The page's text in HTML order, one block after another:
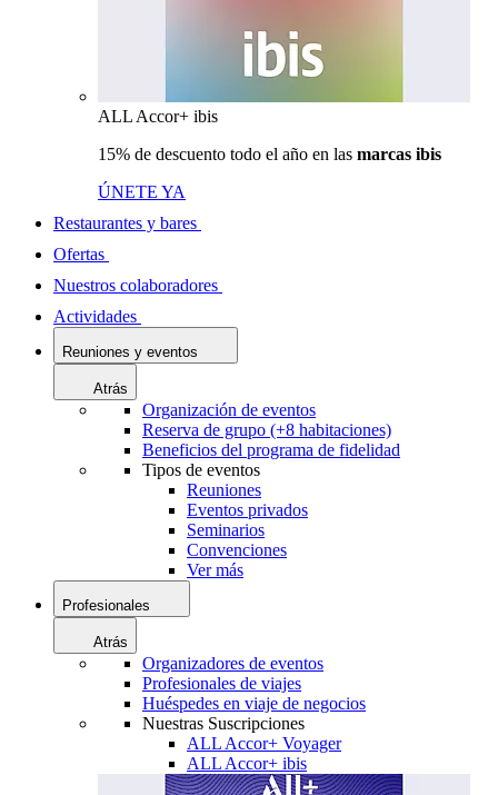
ALL Accor+ ibis
15% de descuento todo el año en las marcas ibis
ÚNETE YA
Restaurantes y bares
Ofertas
Nuestros colaboradores
Actividades
Reuniones y eventos
Atrás
Organización de eventos
Reserva de grupo (+8 habitaciones)
Beneficios del programa de fidelidad
Tipos de eventos
Reuniones
Eventos privados
Seminarios
Convenciones
Ver más
Profesionales
Atrás
Organizadores de eventos
Profesionales de viajes
Huéspedes en viaje de negocios
Nuestras Suscripciones
ALL Accor+ Voyager
ALL Accor+ ibis